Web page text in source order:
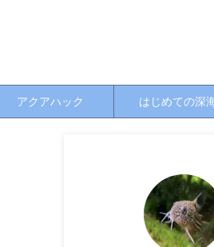
アクアハック はじめての深